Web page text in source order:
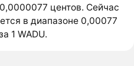
центов. Сейчас
в диапазоне 0,00077
1 WADU.